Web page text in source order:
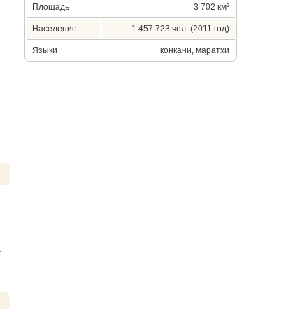
Площадь 3 702 км²
Население 1 457 723 чел. (2011 год)
Языки конкани, маратхи